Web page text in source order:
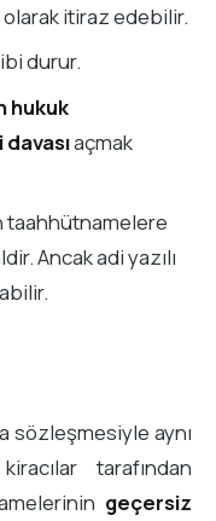
olarak itiraz edebilir.
durur.
hukuk
açmak
Ancak adi yazılı
sözleşmesiyle aynı
tarafından
geçersiz